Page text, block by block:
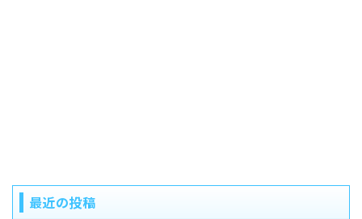
最近の投稿